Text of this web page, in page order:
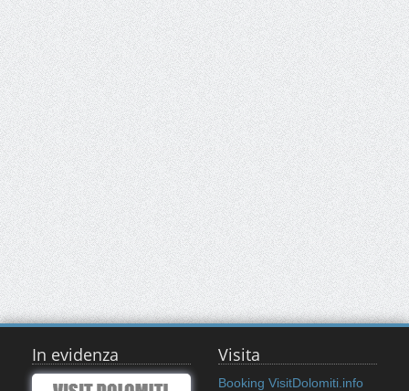
In evidenza Visita
Booking VisitDolomiti.info